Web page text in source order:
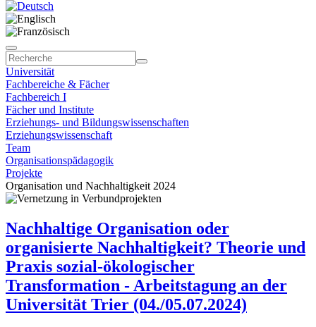
Universität
Fachbereiche & Fächer
Fachbereich I
Fächer und Institute
Erziehungs- und Bildungswissenschaften
Erziehungswissenschaft
Team
Organisationspädagogik
Projekte
Organisation und Nachhaltigkeit 2024
Nachhaltige Organisation oder
organisierte Nachhaltigkeit? Theorie und
Praxis sozial-ökologischer
Transformation - Arbeitstagung an der
Universität Trier (04./05.07.2024)